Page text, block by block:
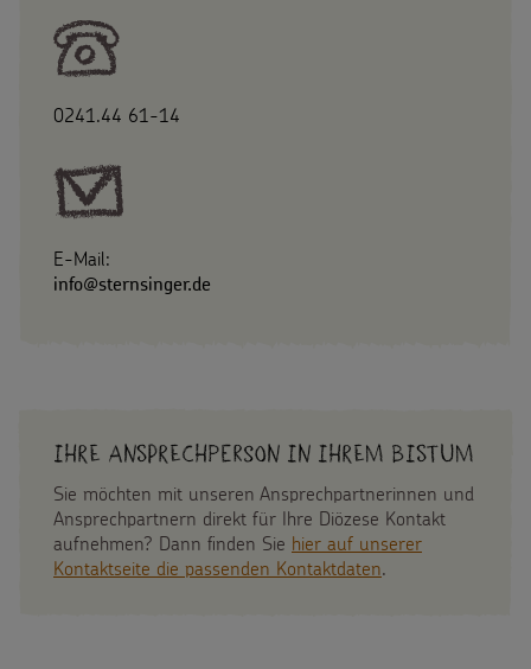
0241.44 61-14
E-Mail:
info@sternsinger.de
Ihre Ansprechperson in Ihrem Bistum
Sie möchten mit unseren Ansprechpartnerinnen und
Ansprechpartnern direkt für Ihre Diözese Kontakt
aufnehmen? Dann finden Sie hier auf unserer
Kontaktseite die passenden Kontaktdaten.